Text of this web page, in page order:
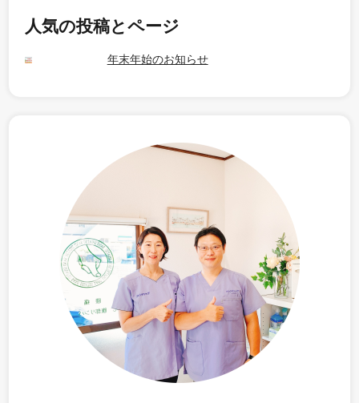
人気の投稿とページ
年末年始のお知らせ